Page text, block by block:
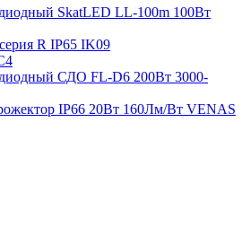
SkatLED LL-100m 100Вт
R IP65 IK09
СДО FL-D6 200Вт 3000-
IP66 20Вт 160Лм/Вт VENAS